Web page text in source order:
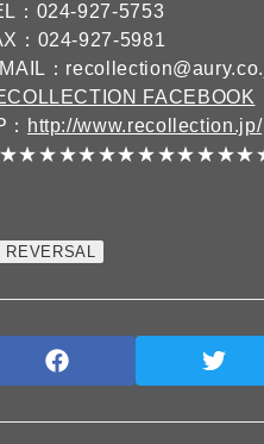
：024-927-5753
：024-927-5981
：
FACEBOOK
http://www.recollection.jp/
REVERSAL